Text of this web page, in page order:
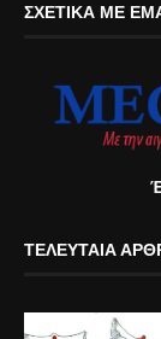
ΣΧΕΤΙΚΆ ΜΕ
ΤΕΛΕΥΤΑΊΑ